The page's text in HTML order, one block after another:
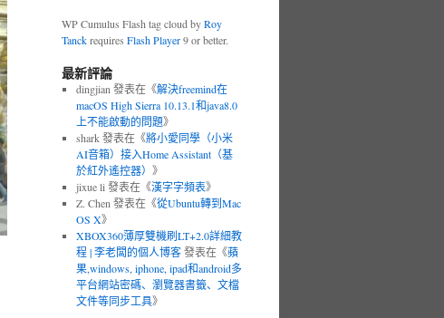
WP Cumulus Flash tag cloud byRoy
Tanckrequires Flash Player9 or better.
最新評論
dingjian 發表在《解決freemind在
macOS High Sierra 10.13.1和java8.0
上不能啟動的問題》
shark 發表在《將小愛同學（小米
AI音箱）接入Home Assistant（基
於紅外遙控器） 》
jixue li 發表在《漢字字頻表》
Z. Chen 發表在《從Ubuntu轉到Mac
OS X》
XBOX360薄厚雙機刷LT+2.0詳細教
程 | 李老闆的個人博客發表在《蘋
果,windows, iphone, ipad和android多
平台網站密碼、瀏覽器書籤、文檔
文件等同步工具》